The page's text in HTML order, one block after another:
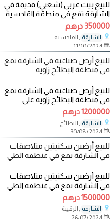
للبيع بيت عربي (شعبي) قديمة في
الشارقة تقع في منطقة القادسية
4 غرف وصالة وحوش بيت خالي
حاليا بمساحة
350000 درهم
الشارقة , القادسية
للبيع أرض صناعية في الشارقة تقع
في منطقة البطائح زاوية
للبيع أرض صناعية في الشارقة تقع
في منطقة البطائح زاوية على
شارعين تبعد عن الشارع الرئيسي
120 متر
1200000 درهم
الشارقة , البطائح
للبيع أرضين سكنيتين متلاصقات
في الشارقة تقع في منطقة الطي
للبيع أرضين سكنيتين متلاصقات
في الشارقة تقع في منطقة الطي
مميز
1500000 درهم
الشارقة , الرقيبة